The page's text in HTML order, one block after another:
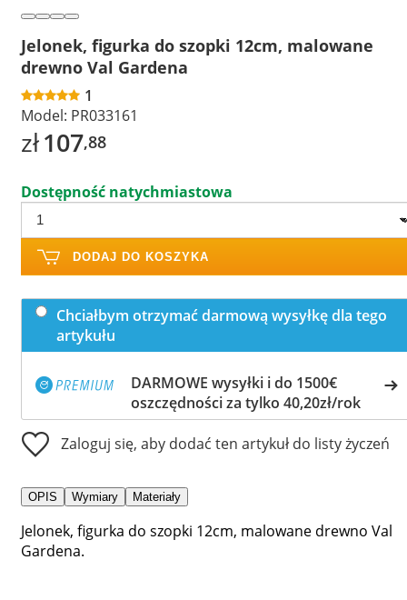
Jelonek, figurka do szopki 12cm, malowane
drewno Val Gardena
1
Model: PR033161
zł107,88
Dostępność natychmiastowa
DODAJ DO KOSZYKA
Chciałbym otrzymać darmową wysyłkę dla tego
artykułu
DARMOWE wysyłki i do 1500€
oszczędności za tylko 40,20zł/rok
Zaloguj się, aby dodać ten artykuł do listy życzeń
OPIS Wymiary Materiały
Jelonek, figurka do szopki 12cm, malowane drewno Val
Gardena.